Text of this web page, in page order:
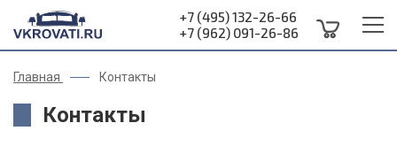
+7 (495) 132-26-66
+7 (962) 091-26-86
Главная Контакты
Контакты